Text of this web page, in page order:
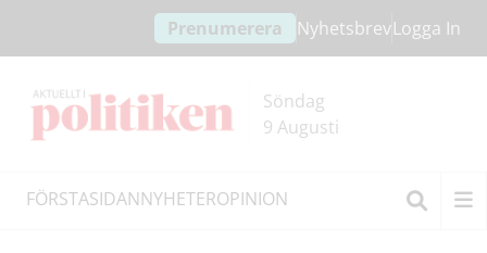
innehållet
headern
Prenumerera NyhetsbrevLogga In
Söndag
9 Augusti
FÖRSTASIDANNYHETEROPINION